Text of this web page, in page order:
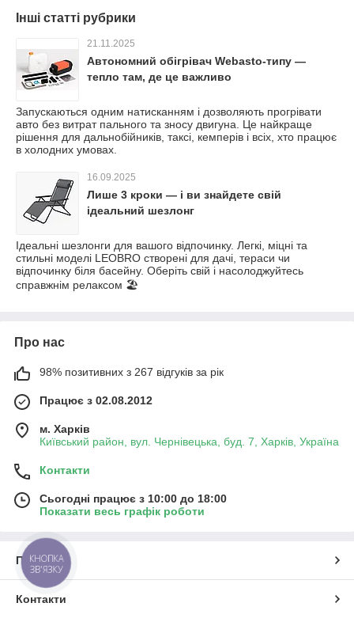
Інші статті рубрики
21.11.2025
Автономний обігрівач Webasto-типу —
тепло там, де це важливо
Запускаються одним натисканням і дозволяють прогрівати
авто без витрат пального та зносу двигуна. Це найкраще
рішення для дальнобійників, таксі, кемперів і всіх, хто працює
в холодних умовах.
16.09.2025
Лише 3 кроки — і ви знайдете свій
ідеальний шезлонг
Ідеальні шезлонги для вашого відпочинку. Легкі, міцні та
стильні моделі LEOBRO створені для дачі, тераси чи
відпочинку біля басейну. Оберіть свій і насолоджуйтесь
справжнім релаксом 🏖️
Про нас
98% позитивних з 267 відгуків за рік
Працює з 02.08.2012
м. Харків
Київський район, вул. Чернівецька, буд. 7, Харків, Україна
Контакти
Сьогодні працює з 10:00 до 18:00
Показати весь графік роботи
Про нас
Контакти
КНОПКА
ЗВ'ЯЗКУ